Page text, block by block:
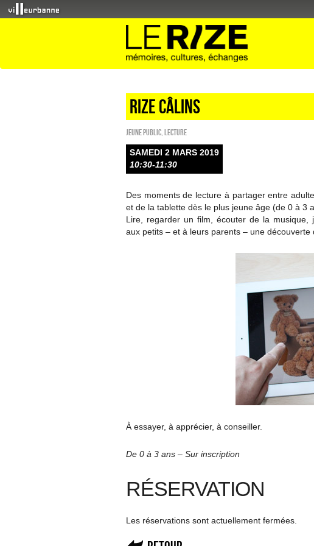
Rize câlins
Jeune public Lecture
SAMEDI 2 MARS 2019
10:30-11:30
Des moments de lecture à partager entre
et de la tablette dès le plus jeune âge (de 0 à 3
Lire, regarder un film, écouter de la
aux petits – et à leurs parents – une
À essayer, à apprécier, à conseiller.
De 0 à 3 ans – Sur inscription
RÉSERVATION
Les réservations sont actuellement fermées.